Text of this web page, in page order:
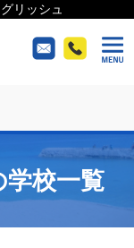
リッシュ
校一覧